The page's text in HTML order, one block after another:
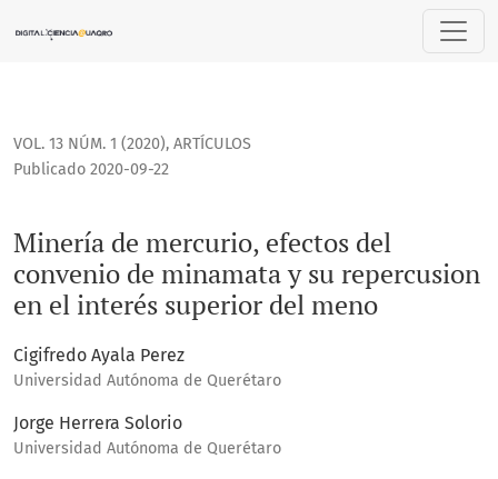
Minería de mercurio, efectos del convenio de minamata y
VOL. 13 NÚM. 1 (2020), ARTÍCULOS
Minería de mercurio, efectos del
convenio de minamata y su repercusion
en el interés superior del meno
Publicado 2020-09-22
Cigifredo Ayala Perez
Universidad Autónoma de Querétaro
Jorge Herrera Solorio
Universidad Autónoma de Querétaro